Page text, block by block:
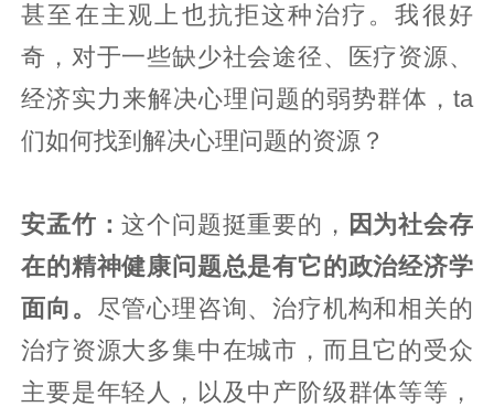
甚至在主观上也抗拒这种治疗。我很好
奇，对于一些缺少社会途径、医疗资源、
经济实力来解决心理问题的弱势群体，ta
们如何找到解决心理问题的资源？
安孟竹：这个问题挺重要的， 因为社会存
在的精神健康问题总是有它的政治经济学
面向。 尽管心理咨询、治疗机构和相关的
治疗资源大多集中在城市，而且它的受众
主要是年轻人，以及中产阶级群体等等，